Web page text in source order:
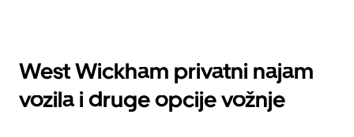
West Wickham privatni najam
vozila i druge opcije vožnje